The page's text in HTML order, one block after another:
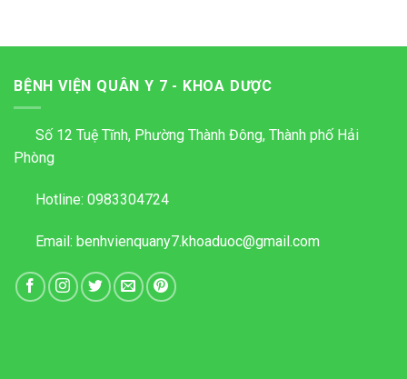
BỆNH VIỆN QUÂN Y 7 - KHOA DƯỢC
Số 12 Tuệ Tĩnh, Phường Thành Đông, Thành phố Hải
Phòng
Hotline: 0983304724
Email: benhvienquany7.khoaduoc@gmail.com